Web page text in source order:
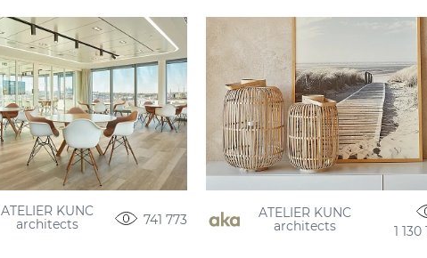
ATELIER KUNC
architects
741 773
ATELIER KUNC
architects
1 130